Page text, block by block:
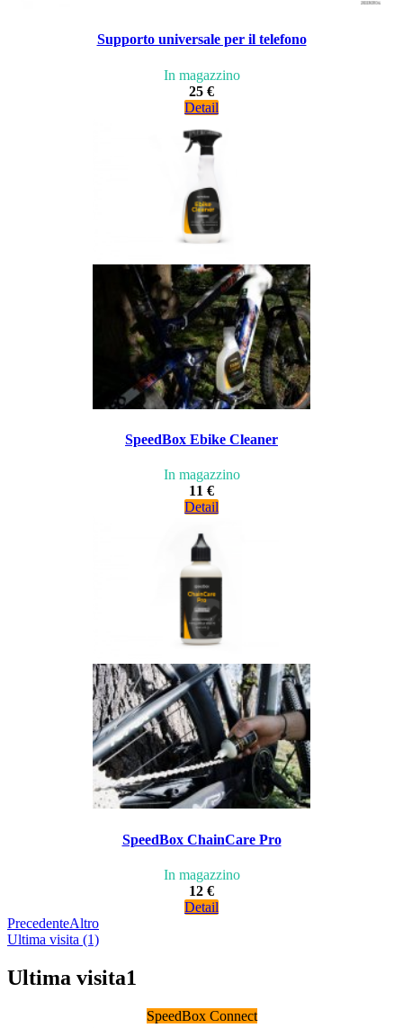
Supporto universale per il telefono
In magazzino
25 €
Detail
SpeedBox Ebike Cleaner
In magazzino
11 €
Detail
SpeedBox ChainCare Pro
In magazzino
12 €
Detail
PrecedenteAltro
Ultima visita (1)
Ultima visita1
SpeedBox Connect